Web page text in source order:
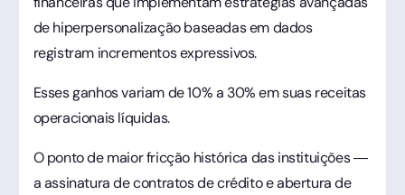
de hiperpersonalização baseadas em dados
registram incrementos expressivos.
Esses ganhos variam de 10% a 30% em suas receitas
operacionais líquidas.
O ponto de maior fricção histórica das instituições —
a assinatura de contratos de crédito e abertura de